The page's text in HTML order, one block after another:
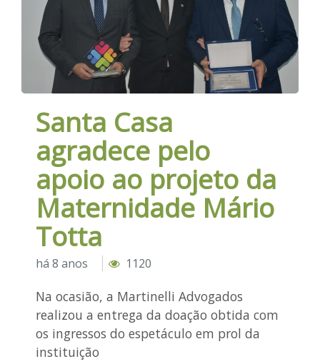
Santa Casa
agradece pelo
apoio ao projeto da
Maternidade Mário
Totta
há 8 anos 1120
Na ocasião, a Martinelli Advogados
realizou a entrega da doação obtida com
os ingressos do espetáculo em prol da
instituição